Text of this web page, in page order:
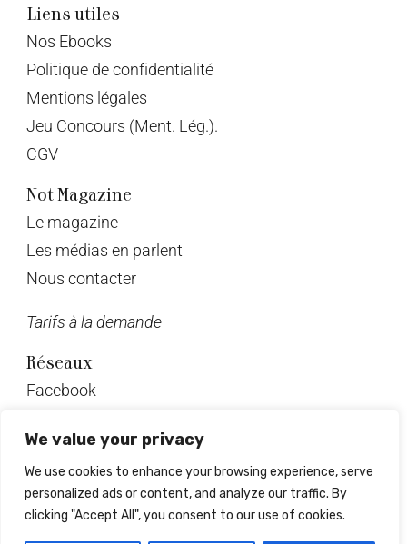
We value your privacy
We use cookies to enhance your browsing experience, serve
personalized ads or content, and analyze our traffic. By
clicking "Accept All", you consent to our use of cookies.
Liens utiles
Nos Ebooks
Politique de confidentialité
Mentions légales
Jeu Concours (Ment. Lég.).
CGV
Not Magazine
Le magazine
Les médias en parlent
Nous contacter
Tarifs à la demande
Réseaux
Facebook
Instagram
Pinterest
Linkedin